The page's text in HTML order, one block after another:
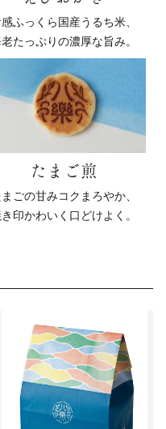
ふっくら国産うるち米、
たっぷりの濃厚な旨み。
たまご煎
ごの甘みコクまろやか、
印かわいく口どけよく。